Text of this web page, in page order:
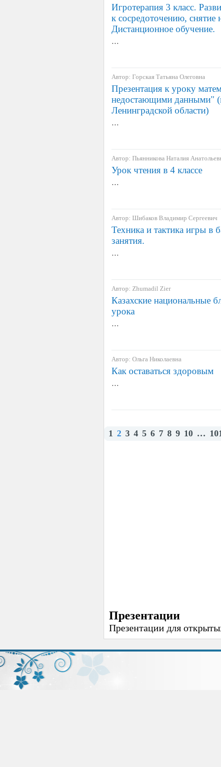
Игротерапия 3 класс.
к сосредоточению, снятие
Дистанционное обучение.
…
Автор: Горская Татьяна Олеговна
Презентация к уроку
недостающими данными"
Ленинградской области)
…
Автор: Пьянникова Наталия
Урок чтения в 4 классе
…
Автор: Шибаков Владимир Сергеевич
Техника и тактика игры в
занятия.
…
Автор: Zhumadil Zier
Казахские национальные
урока
…
Автор: Ольга Николаевна
Как оставаться здоровым
…
1 2 3 4 5 6 7 8 9 10 …
Презентации
Презентации для